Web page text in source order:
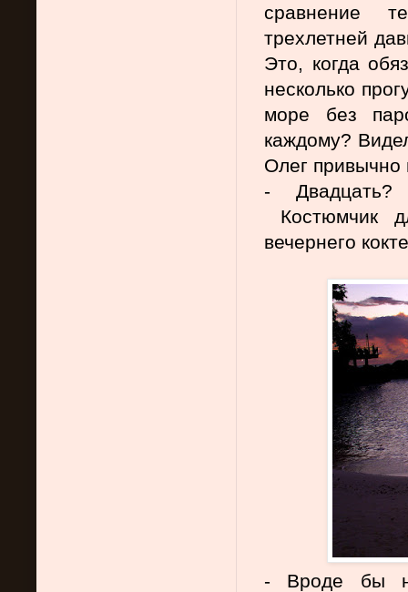
сравнение
трехлетней
Это, когда
несколько
море без
каждому?
Олег привычно
- Двадцать?
Костюмчик
вечернего
- Вроде бы